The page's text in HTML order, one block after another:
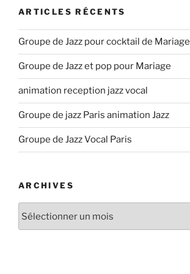
ARTICLES RÉCENTS
Groupe de Jazz pour cocktail de Mariage
Groupe de Jazz et pop pour Mariage
animation reception jazz vocal
Groupe de jazz Paris animation Jazz
Groupe de Jazz Vocal Paris
ARCHIVES